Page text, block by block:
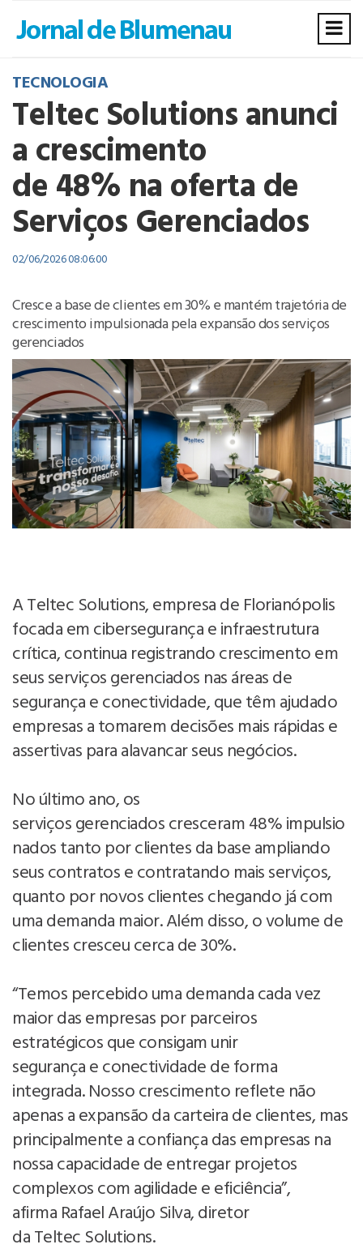
TECNOLOGIA
Teltec Solutions anunci
a crescimento
de 48% na oferta de
Serviços Gerenciados
02/06/2026 08:06:00
Cresce a base de clientes em 30% e mantém trajetória de
crescimento impulsionada pela expansão dos serviços
gerenciados
A Teltec Solutions, empresa de Florianópolis
focada em cibersegurança e infraestrutura
crítica, continua registrando crescimento em
seus serviços gerenciados nas áreas de
segurança e conectividade, que têm ajudado
empresas a tomarem decisões mais rápidas e
assertivas para alavancar seus negócios.
No último ano, os
serviços gerenciados cresceram 48% impulsio
nados tanto por clientes da base ampliando
seus contratos e contratando mais serviços,
quanto por novos clientes chegando já com
uma demanda maior. Além disso, o volume de
clientes cresceu cerca de 30%.
“Temos percebido uma demanda cada vez
maior das empresas por parceiros
estratégicos que consigam unir
segurança e conectividade de forma
integrada. Nosso crescimento reflete não
apenas a expansão da carteira de clientes, mas
principalmente a confiança das empresas na
nossa capacidade de entregar projetos
complexos com agilidade e eficiência”,
afirma Rafael Araújo Silva, diretor
da Teltec Solutions.